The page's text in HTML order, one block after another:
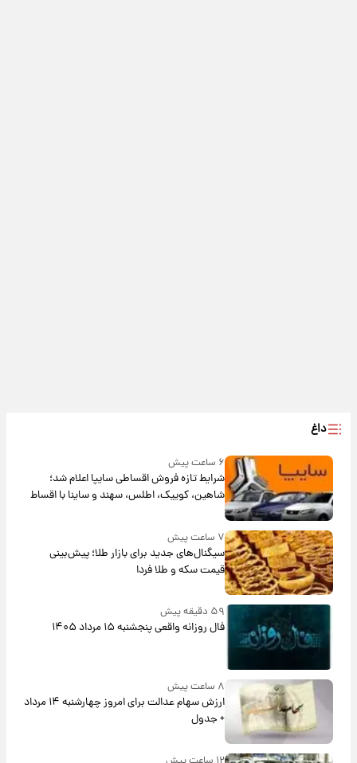
داغ
۶ ساعت پیش
شرایط تازه فروش اقساطی سایپا اعلام شد؛
شاهین، کوییک، اطلس، سهند و ساینا با اقساط
بلندمدت + جدول
۷ ساعت پیش
سیگنال‌های جدید برای بازار طلا؛ پیش‌بینی
قیمت سکه و طلا فردا
۵۹ دقیقه پیش
فال روزانه واقعی پنجشنبه ۱۵ مرداد ۱۴۰۵
۸ ساعت پیش
ارزش سهام عدالت برای امروز چهارشنبه ۱۴ مرداد
+ جدول